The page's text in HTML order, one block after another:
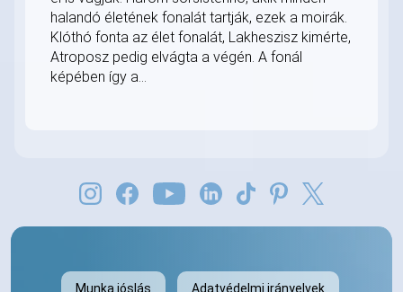
halandó életének fonalát tartják, ezek a moirák.
Klóthó fonta az élet fonalát, Lakheszisz kimérte,
Atroposz pedig elvágta a végén. A fonál
képében így a...
Munka jóslás Adatvédelmi irányelvek